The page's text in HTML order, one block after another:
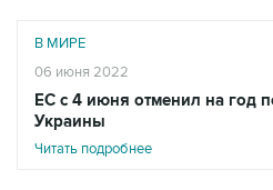
В МИРЕ
06 июня 2022
ЕС с 4 июня отменил на год
Украины
Читать подробнее